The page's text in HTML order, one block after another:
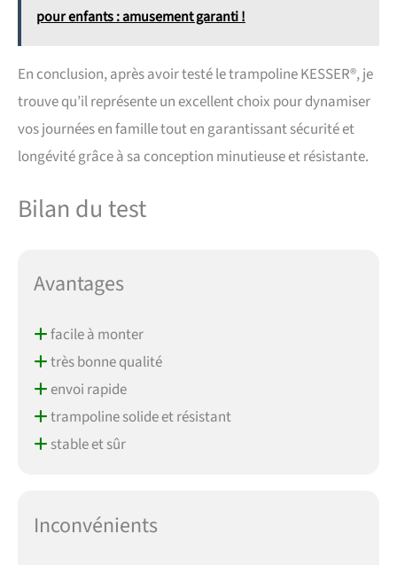
pour enfants : amusement garanti !
En conclusion, après avoir testé le trampoline KESSER®, je
trouve qu’il représente un excellent choix pour dynamiser
vos journées en famille tout en garantissant sécurité et
longévité grâce à sa conception minutieuse et résistante.
Bilan du test
Avantages
facile à monter
très bonne qualité
envoi rapide
trampoline solide et résistant
stable et sûr
Inconvénients